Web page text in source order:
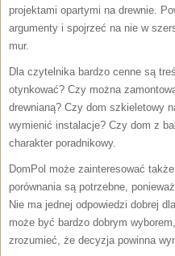
projektami opartymi na drewnie.
argumenty i spojrzeć na nie w
mur.
Dla czytelnika bardzo cenne są
otynkować? Czy można
drewnianą? Czy dom szkieletowy
wymienić instalacje? Czy dom z
charakter poradnikowy.
DomPol może zainteresować
porównania są potrzebne,
Nie ma jednej odpowiedzi dobrej
może być bardzo dobrym
zrozumieć, że decyzja powinna